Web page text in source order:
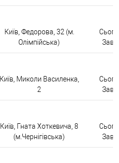
Київ, Федорова, 32 (м.
Олімпійська)
Київ, Миколи Василенка,
2
Київ, Гната Хоткевича, 8
(м.Чернігівська)